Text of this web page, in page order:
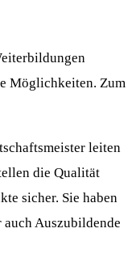
Möglichkeiten. Zum
leiten
die Qualität
sicher. Sie haben
Auszubildende